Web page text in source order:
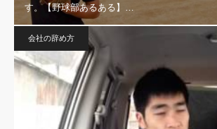
す。【野球部あるある】…
会社の辞め方